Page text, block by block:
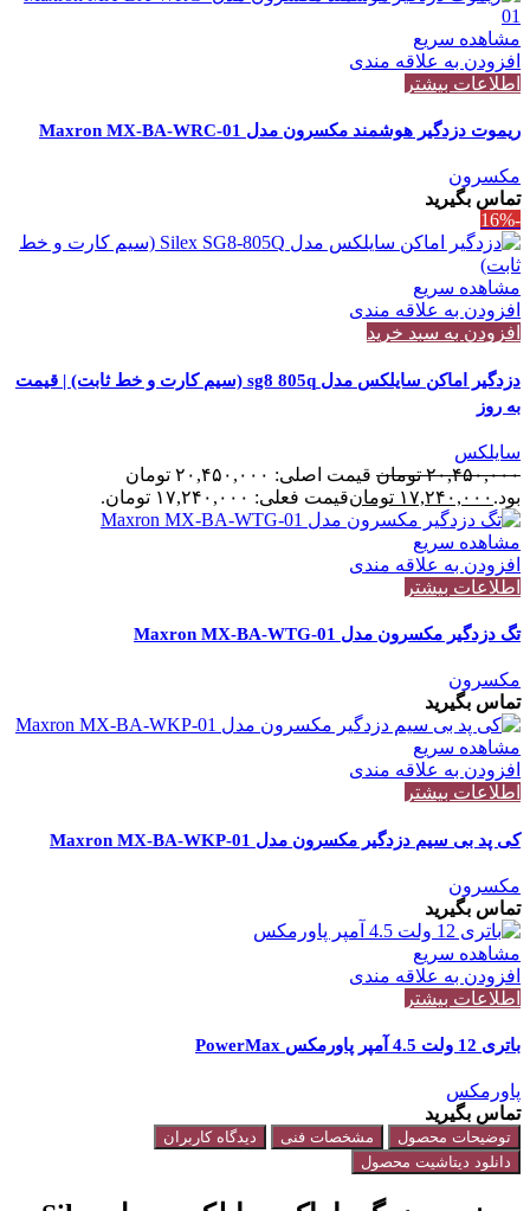
مشاهده سریع
افزودن به علاقه مندی
اطلاعات بیشتر
ریموت دزدگیر هوشمند مکسرون مدل Maxron MX-BA-WRC-01
مکسرون
تماس بگیرید
-16%
مشاهده سریع
افزودن به علاقه مندی
افزودن به سبد خرید
دزدگیر اماکن سایلکس مدل sg8 805q (سیم کارت و خط ثابت) | قیمت
به روز
سایلکس
۲۰,۴۵۰,۰۰۰ تومان
قیمت اصلی: ۲۰,۴۵۰,۰۰۰ تومان
بود. ۱۷,۲۴۰,۰۰۰ تومانقیمت فعلی: ۱۷,۲۴۰,۰۰۰ تومان.
مشاهده سریع
افزودن به علاقه مندی
اطلاعات بیشتر
تگ دزدگیر مکسرون مدل Maxron MX-BA-WTG-01
مکسرون
تماس بگیرید
مشاهده سریع
افزودن به علاقه مندی
اطلاعات بیشتر
کی پد بی سیم دزدگیر مکسرون مدل Maxron MX-BA-WKP-01
مکسرون
تماس بگیرید
مشاهده سریع
افزودن به علاقه مندی
اطلاعات بیشتر
باتری 12 ولت 4.5 آمپر پاورمکس PowerMax
پاورمکس
تماس بگیرید
توضیحات محصول مشخصات فنی
دیدگاه کاربران
دانلود دیتاشیت محصول